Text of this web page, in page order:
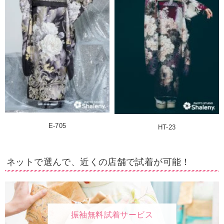
E-705 HT-23
ネットで選んで、近くの店舗で試着が可能！
振袖無料試着サービス